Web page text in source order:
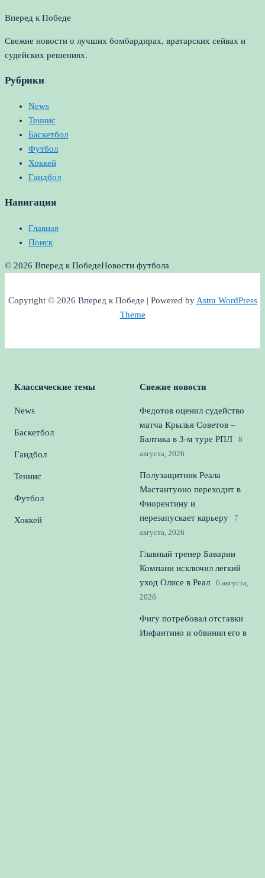
Вперед к Победе
Свежие новости о лучших бомбардирах, вратарских сейвах и
судейских решениях.
Рубрики
News
Теннис
Баскетбол
Футбол
Хоккей
Гандбол
Навигация
Главная
Поиск
© 2026 Вперед к ПобедеНовости футбола
Copyright © 2026 Вперед к Победе | Powered byAstra WordPress
Theme
Классические темы
News
Баскетбол
Гандбол
Теннис
Футбол
Хоккей
Свежие новости
Федотов оценил судейство
матча Крылья Советов –
Балтика в 3‑м туре РПЛ
8
августа, 2026
Полузащитник Реала
Мастантуоно переходит в
Фиорентину и
перезапускает карьеру
7
августа, 2026
Главный тренер Баварии
Компани исключил легкий
уход Олисе в Реал
6 августа,
2026
Фигу потребовал отставки
Инфантино и обвинил его в